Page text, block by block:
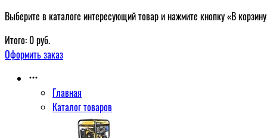
Выберите в каталоге интересующий товар и нажмите кнопку «В
Итого: 0руб.
Оформить заказ
Главная
Каталог товаров